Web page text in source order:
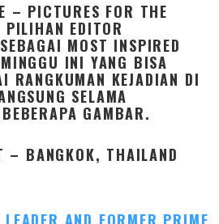
– PICTURES FOR THE
PILIHAN EDITOR
MOST INSPIRED
INI YANG BISA
RANGKUMAN KEJADIAN DI
SELAMA
GAMBAR.
– BANGKOK, THAILAND